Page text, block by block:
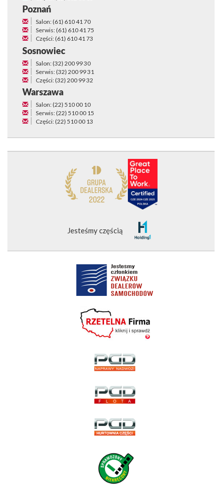
Poznań
Salon: (61) 610 41 70
Serwis: (61) 610 41 75
Części: (61) 610 41 73
Sosnowiec
Salon: (32) 200 99 30
Serwis: (32) 200 99 31
Części: (32) 200 99 32
Warszawa
Salon: (22) 510 00 10
Serwis: (22) 510 00 15
Części: (22) 510 00 13
Jesteśmy częścią